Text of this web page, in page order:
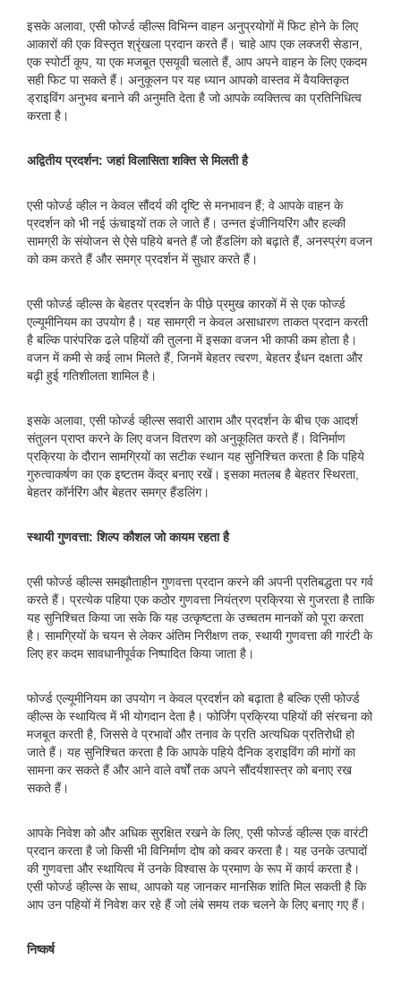
इसके अलावा, एसी फोर्ज्ड व्हील्स विभिन्न वाहन अनुप्रयोगों में फिट होने के लिए
आकारों की एक विस्तृत श्रृंखला प्रदान करते हैं। चाहे आप एक लक्जरी सेडान,
एक स्पोर्टी कूप, या एक मजबूत एसयूवी चलाते हैं, आप अपने वाहन के लिए एकदम
सही फिट पा सकते हैं। अनुकूलन पर यह ध्यान आपको वास्तव में वैयक्तिकृत
ड्राइविंग अनुभव बनाने की अनुमति देता है जो आपके व्यक्तित्व का प्रतिनिधित्व
करता है।
अद्वितीय प्रदर्शन: जहां विलासिता शक्ति से मिलती है
एसी फोर्ज्ड व्हील न केवल सौंदर्य की दृष्टि से मनभावन हैं; वे आपके वाहन के
प्रदर्शन को भी नई ऊंचाइयों तक ले जाते हैं। उन्नत इंजीनियरिंग और हल्की
सामग्री के संयोजन से ऐसे पहिये बनते हैं जो हैंडलिंग को बढ़ाते हैं, अनस्प्रंग वजन
को कम करते हैं और समग्र प्रदर्शन में सुधार करते हैं।
एसी फोर्ज्ड व्हील्स के बेहतर प्रदर्शन के पीछे प्रमुख कारकों में से एक फोर्ज्ड
एल्यूमीनियम का उपयोग है। यह सामग्री न केवल असाधारण ताकत प्रदान करती
है बल्कि पारंपरिक ढले पहियों की तुलना में इसका वजन भी काफी कम होता है।
वजन में कमी से कई लाभ मिलते हैं, जिनमें बेहतर त्वरण, बेहतर ईंधन दक्षता और
बढ़ी हुई गतिशीलता शामिल है।
इसके अलावा, एसी फोर्ज्ड व्हील्स सवारी आराम और प्रदर्शन के बीच एक आदर्श
संतुलन प्राप्त करने के लिए वजन वितरण को अनुकूलित करते हैं। विनिर्माण
प्रक्रिया के दौरान सामग्रियों का सटीक स्थान यह सुनिश्चित करता है कि पहिये
गुरुत्वाकर्षण का एक इष्टतम केंद्र बनाए रखें। इसका मतलब है बेहतर स्थिरता,
बेहतर कॉर्नरिंग और बेहतर समग्र हैंडलिंग।
स्थायी गुणवत्ता: शिल्प कौशल जो कायम रहता है
एसी फोर्ज्ड व्हील्स समझौताहीन गुणवत्ता प्रदान करने की अपनी प्रतिबद्धता पर गर्व
करते हैं। प्रत्येक पहिया एक कठोर गुणवत्ता नियंत्रण प्रक्रिया से गुजरता है ताकि
यह सुनिश्चित किया जा सके कि यह उत्कृष्टता के उच्चतम मानकों को पूरा करता
है। सामग्रियों के चयन से लेकर अंतिम निरीक्षण तक, स्थायी गुणवत्ता की गारंटी के
लिए हर कदम सावधानीपूर्वक निष्पादित किया जाता है।
फोर्ज्ड एल्यूमीनियम का उपयोग न केवल प्रदर्शन को बढ़ाता है बल्कि एसी फोर्ज्ड
व्हील्स के स्थायित्व में भी योगदान देता है। फोर्जिंग प्रक्रिया पहियों की संरचना को
मजबूत करती है, जिससे वे प्रभावों और तनाव के प्रति अत्यधिक प्रतिरोधी हो
जाते हैं। यह सुनिश्चित करता है कि आपके पहिये दैनिक ड्राइविंग की मांगों का
सामना कर सकते हैं और आने वाले वर्षों तक अपने सौंदर्यशास्त्र को बनाए रख
सकते हैं।
आपके निवेश को और अधिक सुरक्षित रखने के लिए, एसी फोर्ज्ड व्हील्स एक वारंटी
प्रदान करता है जो किसी भी विनिर्माण दोष को कवर करता है। यह उनके उत्पादों
की गुणवत्ता और स्थायित्व में उनके विश्वास के प्रमाण के रूप में कार्य करता है।
एसी फोर्ज्ड व्हील्स के साथ, आपको यह जानकर मानसिक शांति मिल सकती है कि
आप उन पहियों में निवेश कर रहे हैं जो लंबे समय तक चलने के लिए बनाए गए हैं।
निष्कर्ष